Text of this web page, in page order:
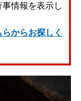
情報を表示し
からお探しく